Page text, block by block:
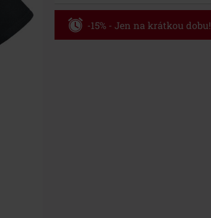
-15% - Jen na krátkou dobu!